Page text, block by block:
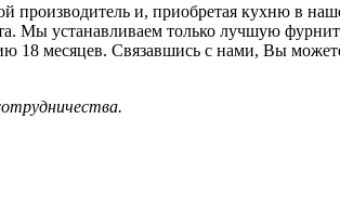
производитель и, приобретая кухню в
устанавливаем только лучшую
18 месяцев. Связавшись с нами, Вы